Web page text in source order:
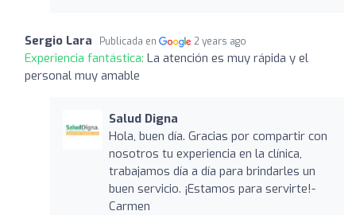
Sergio Lara Publicada en 2 years ago
Experiencia fantástica: La atención es muy rápida y el
personal muy amable
Salud Digna
Hola, buen día. Gracias por compartir con
nosotros tu experiencia en la clínica,
trabajamos día a día para brindarles un
buen servicio. ¡Estamos para servirte!-
Carmen